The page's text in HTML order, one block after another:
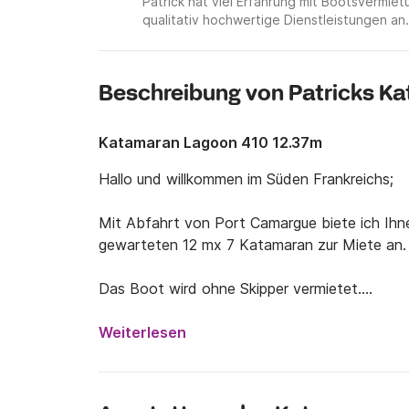
qualitativ hochwertige Dienstleistungen an.
Beschreibung von Patricks
Katamaran Lagoon 410 12.37m
Hallo und willkommen im Süden Frankreichs;
Mit Abfahrt von Port Camargue biete ich
gewarteten 12 mx 7 Katamaran zur Miete an.
Das Boot wird ohne Skipper vermietet.
An Bord des Katamarans finden bei
ausgestattet, also insgesamt 10 Kojen (ggf.
Weiterlesen